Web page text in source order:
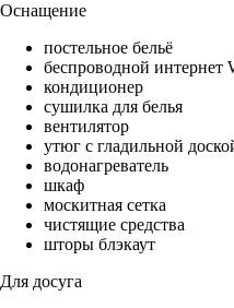
Оснащение
постельное бельё
беспроводной интернет
кондиционер
сушилка для белья
вентилятор
утюг с гладильной
водонагреватель
шкаф
москитная сетка
чистящие средства
шторы блэкаут
Для досуга